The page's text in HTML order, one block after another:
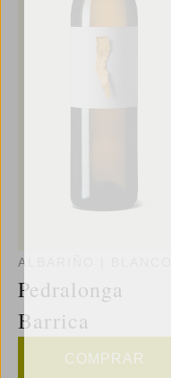
ALBARIÑO
Pedralonga
Barrica
COMPRAR